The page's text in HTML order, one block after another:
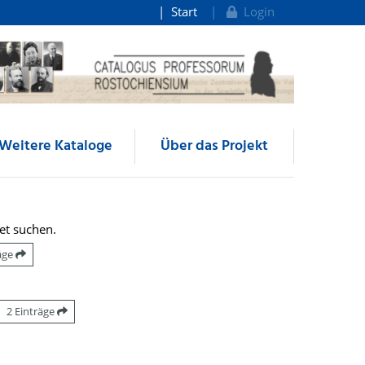
Start Login
Kataloge Über das Projekt
suchen.
2 Einträge